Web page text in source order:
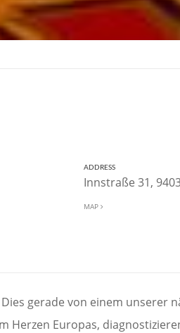
ADDRESS
Innstraße 31,
MAP
Dies gerade von einem unserer
Herzen Europas,